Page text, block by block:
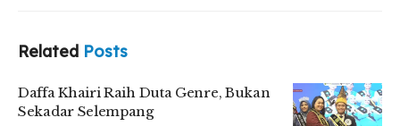
Pancasila Lewat Aksi Nyata
Related Posts
Daffa Khairi Raih Duta Genre, Bukan
Sekadar Selempang